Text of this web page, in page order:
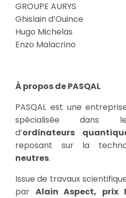
GROUPE AURYS
Ghislain d’Ouince
Hugo Michelas
Enzo Malacrino
À propos de PASQAL
PASQAL est une
spécialisée dans
d’ordinateurs
reposant sur la
neutres.
Issue de travaux
par Alain Aspect, prix